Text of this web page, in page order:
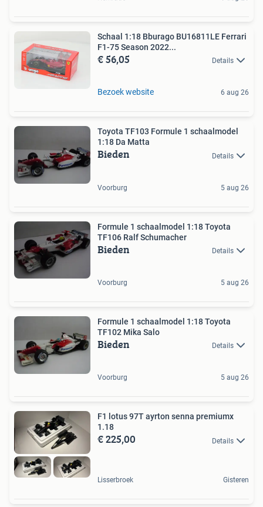
Schaal 1:18 Bburago BU16811LE Ferrari
F1-75 Season 2022...
€ 56,05 Details
Bezoek website 6 aug 26
Toyota TF103 Formule 1 schaalmodel
1:18 Da Matta
Bieden Details
Voorburg 5 aug 26
Formule 1 schaalmodel 1:18 Toyota
TF106 Ralf Schumacher
Bieden Details
Voorburg 5 aug 26
Formule 1 schaalmodel 1:18 Toyota
TF102 Mika Salo
Bieden Details
Voorburg 5 aug 26
F1 lotus 97T ayrton senna premiumx
1.18
€ 225,00 Details
Lisserbroek Gisteren